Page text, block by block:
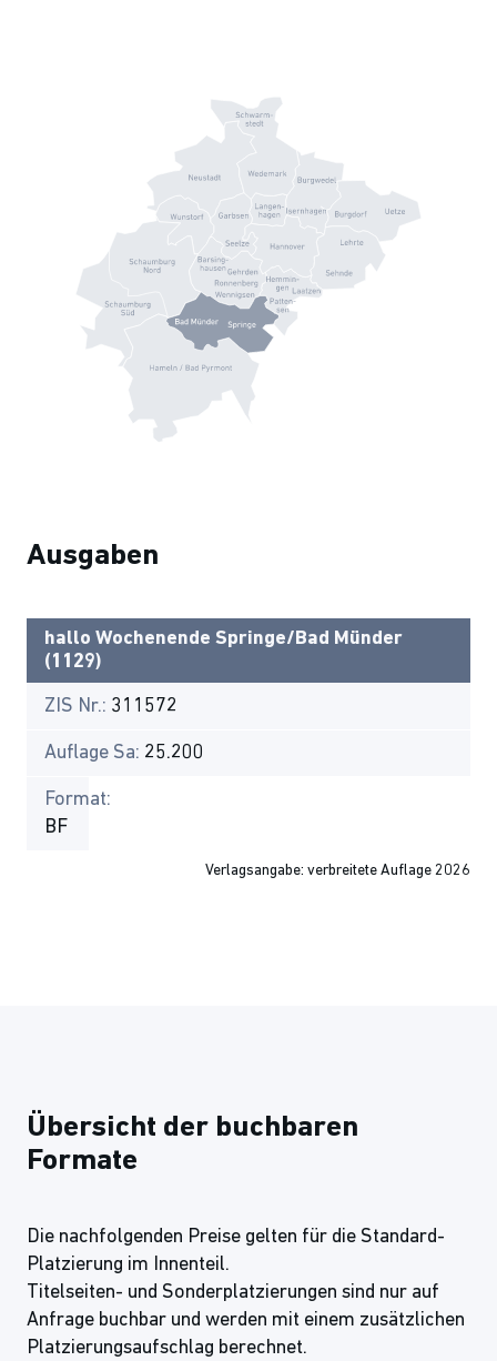
Ausgaben
hallo Wochenende Springe/Bad Münder
(1129)
ZIS Nr.: 311572
Auflage Sa: 25.200
Format:
BF
Verlagsangabe: verbreitete Auflage 2026
Übersicht der buchbaren
Formate
Die nachfolgenden Preise gelten für die Standard-
Platzierung im Innenteil.
Titelseiten- und Sonderplatzierungen sind nur auf
Anfrage buchbar und werden mit einem zusätzlichen
Platzierungsaufschlag berechnet.